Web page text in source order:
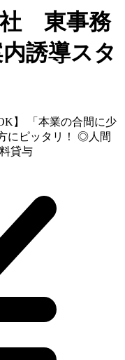
社 東事務
誘導スタ
】 「本業の合間に少
にピッタリ！ ◎人間
貸与